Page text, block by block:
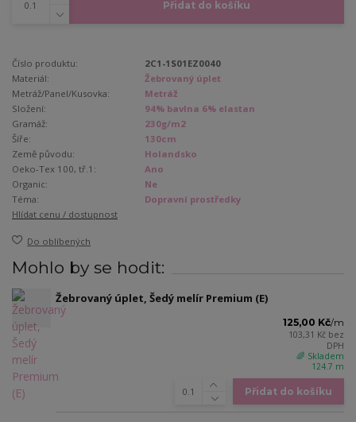
Přidat do košíku
Číslo produktu:
2C1-1S01EZ0040
Materiál:
Žebrovaný úplet
Metráž/Panel/Kusovka:
Metráž
Složení:
94% bavlna 6% elastan
Gramáž:
230g/m2
Šíře:
130cm
Země původu:
Holandsko
Oeko-Tex 100, tř.1:
Ano
Organic:
Ne
Téma:
Dopravní prostředky
Hlídat cenu / dostupnost
Do oblíbených
Mohlo by se hodit:
Žebrovaný úplet, Šedý melír Premium (E)
125,00 Kč/m
103,31 Kč bez
DPH
🌈 Skladem
124.7 m
Přidat do košíku